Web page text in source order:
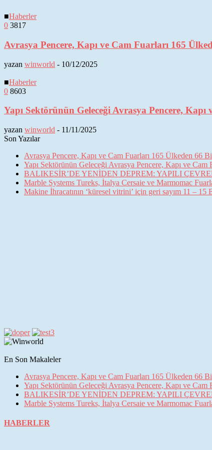
■Haberler
0 3817
Avrasya Pencere, Kapı ve Cam Fuarları 165
yazan winworld - 10/12/2025
■Haberler
0 8603
Yapı Sektörünün Geleceği Avrasya Pencere, Kapı
yazan winworld - 11/11/2025
Son Yazılar
Avrasya Pencere, Kapı ve Cam Fuarları 165 Ülkeden 66
Yapı Sektörünün Geleceği Avrasya Pencere, Kapı ve Cam
BALIKESİR’DE YENİDEN DEPREM: YAPILI
Marble Systems Tureks, İtalya Cersaie ve Marmomac
Makine İhracatının ‘küresel vitrini’ için geri sayım 11 – 15
En Son Makaleler
Avrasya Pencere, Kapı ve Cam Fuarları 165 Ülkeden 66
Yapı Sektörünün Geleceği Avrasya Pencere, Kapı ve Cam
BALIKESİR’DE YENİDEN DEPREM: YAPILI
Marble Systems Tureks, İtalya Cersaie ve Marmomac
HABERLER